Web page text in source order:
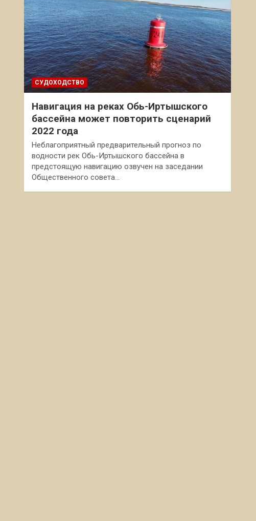
СУДОХОДСТВО
Навигация на реках Обь-Иртышского
бассейна может повторить сценарий
2022 года
Неблагоприятный предварительный прогноз по
водности рек Обь-Иртышского бассейна в
предстоящую навигацию озвучен на заседании
Общественного совета…